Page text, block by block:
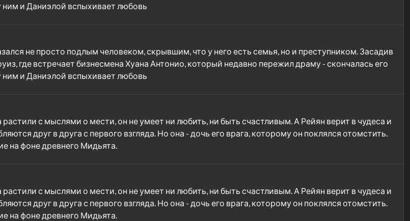
ним и Даниэлой вспыхивает любовь
не просто подлым человеком, скрывшим, что у него есть семья, но и преступником. Засадив
где встречает бизнесмена Хуана Антонио, который недавно пережил драму - скончалась его
ним и Даниэлой вспыхивает любовь
с мыслями о мести, он не умеет ни любить, ни быть счастливым. А Рейян верит в чудеса и
друг в друга с первого взгляда. Но она - дочь его врага, которому он поклялся отомстить.
на фоне древнего Мидьята.
с мыслями о мести, он не умеет ни любить, ни быть счастливым. А Рейян верит в чудеса и
друг в друга с первого взгляда. Но она - дочь его врага, которому он поклялся отомстить.
на фоне древнего Мидьята.